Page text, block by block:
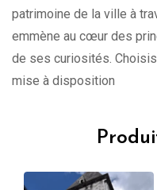
patrimoine de la ville à
emmène au cœur des
de ses curiosités.
mise à disposition